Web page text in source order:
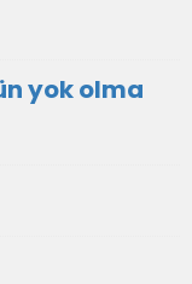
yok olma